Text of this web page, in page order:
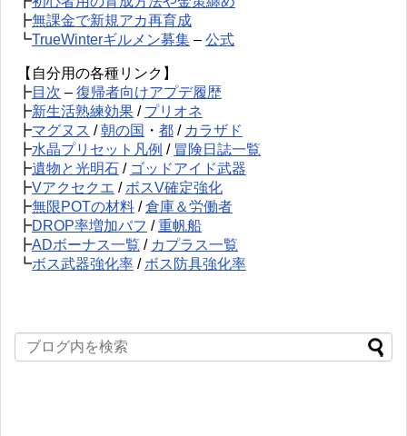
┣無課金で新規アカ再育成
┗TrueWinterギルメン募集 – 公式
【自分用の各種リンク】
┣目次 – 復帰者向けアプデ履歴
┣新生活熟練効果 / プリオネ
┣マグヌス /朝の国 ・ 都 / カラザド
┣水晶プリセット凡例 / 冒険日誌一覧
┣遺物と光明石 / ゴッドアイド武器
┣Vアクセクエ / ボスV確定強化
┣無限POTの材料 /倉庫＆労働者
┣DROP率増加バフ /重帆船
┣ADボーナス一覧 / カプラス一覧
┗ボス武器強化率 / ボス防具強化率